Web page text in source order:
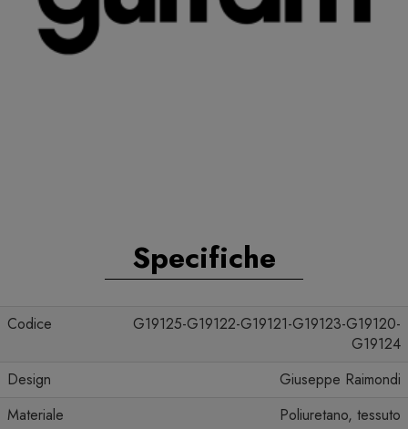
Specifiche
Codice
G19125-G19122-G19121-G19123-G19120-
G19124
Design
Giuseppe Raimondi
Materiale
Poliuretano, tessuto